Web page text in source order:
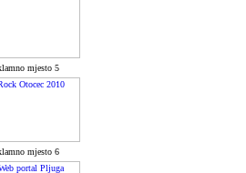
mjesto 5
mjesto 6